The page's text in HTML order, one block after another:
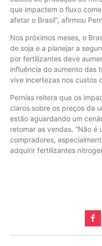
que impactem o fluxo
afetar o Brasil”, afirmou
Nos próximos meses, o
de soja e a planejar a
por fertilizantes deve
influência do aumento das
vive incertezas nos custos
Pernías reitera que os
claros sobre os preços da
estão aguardando um
retomar as vendas. “Não é
compradores,
adquirir fertilizantes